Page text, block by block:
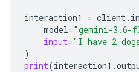
interaction1 = client.
model="gemini-3.6-
input="I have 2
)
print(interaction1 .